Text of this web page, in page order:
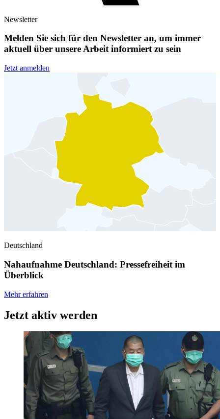
Newsletter
Melden Sie sich für den Newsletter an, um immer
aktuell über unsere Arbeit informiert zu sein
Jetzt anmelden
Deutschland
Nahaufnahme Deutschland: Pressefreiheit im
Überblick
Mehr erfahren
Jetzt aktiv werden